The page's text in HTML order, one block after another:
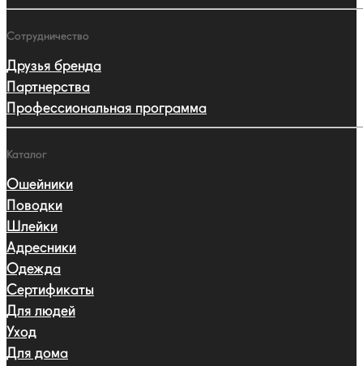
Сотрудничество
Друзья бренда
Партнерства
Профессиональная программа
Каталог
Ошейники
Поводки
Шлейки
Адресники
Одежда
Сертификаты
Для людей
Уход
Для дома